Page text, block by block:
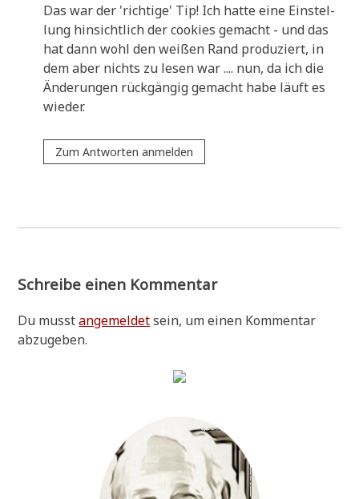
Das war der 'rich­ti­ge' Tip! Ich hat­te eine Ein­stel­
lung hin­sicht­lich der coo­kies gemacht - und das
hat dann wohl den wei­ßen Rand pro­du­ziert, in
dem aber nichts zu lesen war .... nun, da ich die
Ände­run­gen rück­gän­gig gemacht habe läuft es
wieder.
Zum Antworten anmelden
Schreibe einen Kommentar
Du musstangemeldetsein, um einen Kommentar
abzugeben.